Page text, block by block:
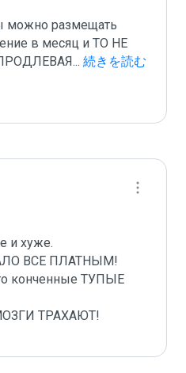
можно размещать
в месяц и ТО НЕ
... 続きを読む
и хуже.
ВСЕ ПЛАТНЫМ!
конченные ТУПЫЕ
ТРАХАЮТ!